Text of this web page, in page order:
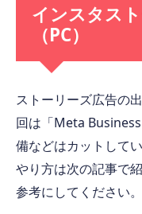
インスタス
（PC）
ストーリーズ広告の
回は「Meta
備などはカットして
やり方は次の記事で
参考にしてください。